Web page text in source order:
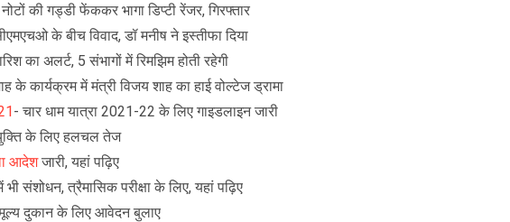
की गड्डी फेंककर भागा डिप्टी रेंजर, गिरफ्तार
के बीच विवाद, डॉ मनीष ने इस्तीफा दिया
का अलर्ट, 5 संभागों में रिमझिम होती रहेगी
के कार्यक्रम में मंत्री विजय शाह का हाई वोल्टेज ड्रामा
- चार धाम यात्रा 2021-22 के लिए गाइडलाइन जारी
के लिए हलचल तेज
आदेशजारी, यहां पढ़िए
संशोधन, त्रैमासिक परीक्षा के लिए, यहां पढ़िए
दुकान के लिए आवेदन बुलाए